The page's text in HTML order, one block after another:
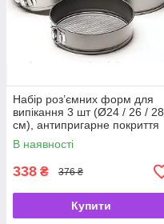
Набір роз’ємних форм для
випікання 3 шт (Ø24 / 26 / 28
см), антипригарне покриття
В наявності
338 ₴ 376 ₴
Купити